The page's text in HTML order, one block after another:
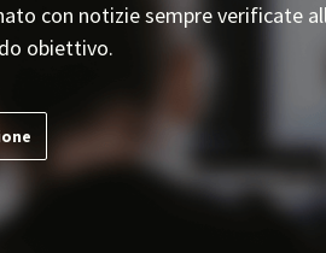
con notizie sempre verificate
obiettivo.